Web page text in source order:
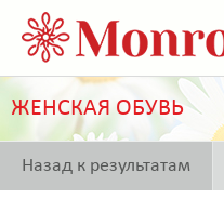
ЖЕНСКАЯ ОБУВЬ
Назад к результатам